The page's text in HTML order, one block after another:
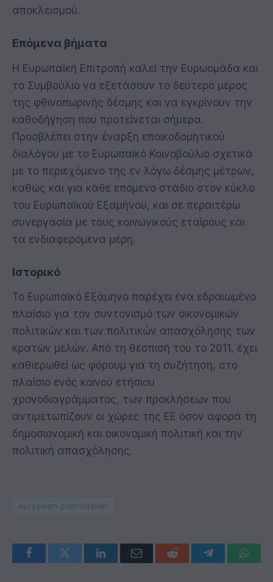
αποκλεισμού.
Επόμενα βήματα
Η Ευρωπαϊκή Επιτροπή καλεί την Ευρωομάδα και
το Συμβούλιο να εξετάσουν το δεύτερο μέρος
της φθινοπωρινής δέσμης και να εγκρίνουν την
καθοδήγηση που προτείνεται σήμερα.
Προσβλέπει στην έναρξη εποικοδομητικού
διαλόγου με το Ευρωπαϊκό Κοινοβούλιο σχετικά
με το περιεχόμενο της εν λόγω δέσμης μέτρων,
καθώς και για κάθε επόμενο στάδιο στον κύκλο
του Ευρωπαϊκού Εξαμήνου, και σε περαιτέρω
συνεργασία με τους κοινωνικούς εταίρους και
τα ενδιαφερόμενα μέρη.
Ιστορικό
Το Ευρωπαϊκό Εξάμηνο παρέχει ένα εδραιωμένο
πλαίσιο για τον συντονισμό των οικονομικών
πολιτικών και των πολιτικών απασχόλησης των
κρατών μελών. Από τη θέσπισή του το 2011, έχει
καθιερωθεί ως φόρουμ για τη συζήτηση, στο
πλαίσιο ενός κοινού ετήσιου
χρονοδιαγράμματος, των προκλήσεων που
αντιμετωπίζουν οι χώρες της ΕΕ όσον αφορά τη
δημοσιονομική και οικονομική πολιτική και την
πολιτική απασχόλησης.
european commission
FacebookTwitter LinkedInEmail Reddit Telegram